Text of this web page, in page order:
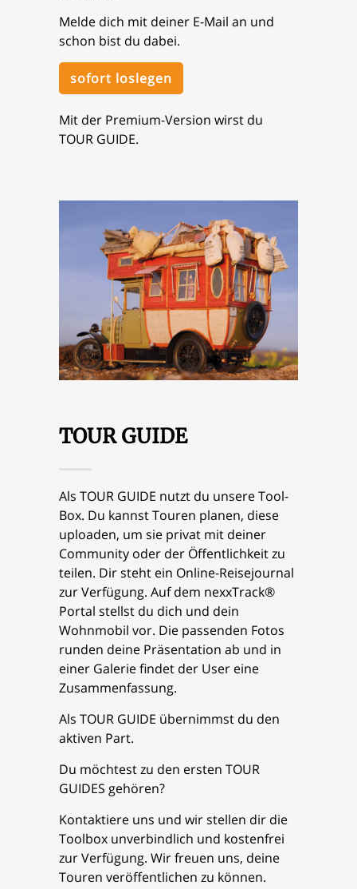
Melde dich mit deiner E-Mail an und
schon bist du dabei.
sofort loslegen
Mit der Premium-Version wirst du
TOUR GUIDE.
TOUR GUIDE
Als TOUR GUIDE nutzt du unsere Tool-
Box. Du kannst Touren planen, diese
uploaden, um sie privat mit deiner
Community oder der Öffentlichkeit zu
teilen. Dir steht ein Online-Reisejournal
zur Verfügung. Auf dem nexxTrack®
Portal stellst du dich und dein
Wohnmobil vor. Die passenden Fotos
runden deine Präsentation ab und in
einer Galerie findet der User eine
Zusammenfassung.
Als TOUR GUIDE übernimmst du den
aktiven Part.
Du möchtest zu den ersten TOUR
GUIDES gehören?
Kontaktiere uns und wir stellen dir die
Toolbox unverbindlich und kostenfrei
zur Verfügung. Wir freuen uns, deine
Touren veröffentlichen zu können.